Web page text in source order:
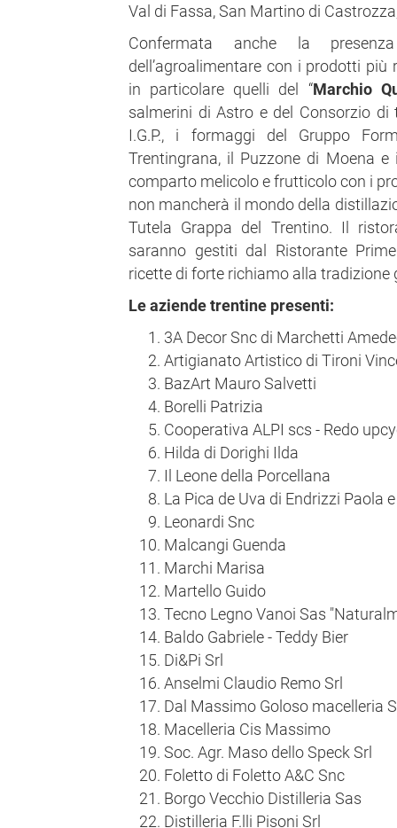
Val di Fassa, San Martino di
Confermata anche la
dell’agroalimentare con i prodotti
in particolare quelli del “Marchio
salmerini di Astro e del Consorzio
I.G.P., i formaggi del Gruppo
Trentingrana, il Puzzone di Moena
comparto melicolo e frutticolo con i
non mancherà il mondo della
Tutela Grappa del Trentino. Il
saranno gestiti dal Ristorante
ricette di forte richiamo alla
Le aziende trentine presenti:
3A Decor Snc di Marchetti
Artigianato Artistico di Tironi
BazArt Mauro Salvetti
Borelli Patrizia
Cooperativa ALPI scs - Redo
Hilda di Dorighi Ilda
Il Leone della Porcellana
La Pica de Uva di Endrizzi Paola
Leonardi Snc
Malcangi Guenda
Marchi Marisa
Martello Guido
Tecno Legno Vanoi Sas
Baldo Gabriele - Teddy Bier
Di&Pi Srl
Anselmi Claudio Remo Srl
Dal Massimo Goloso macelleria
Macelleria Cis Massimo
Soc. Agr. Maso dello Speck Srl
Foletto di Foletto A&C Snc
Borgo Vecchio Distilleria Sas
Distilleria F.lli Pisoni Srl